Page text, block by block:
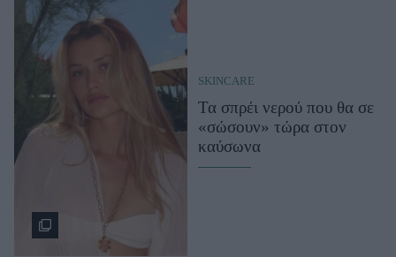
SKINCARE
Τα σπρέι νερού που θα σε
«σώσουν» τώρα στον
καύσωνα